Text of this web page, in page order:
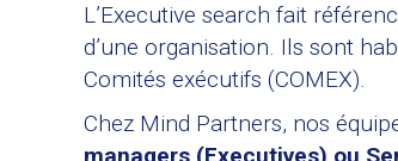
L’Executive search fait
d’une organisation. Ils sont
Comités exécutifs (COMEX).
Chez Mind Partners, nos